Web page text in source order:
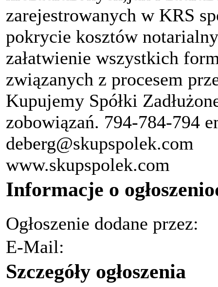
zarejestrowanych w KRS
pokrycie kosztów
załatwienie wszystkich
związanych z procesem
Kupujemy Spółki
zobowiązań. 794-784-794
deberg@skupspolek.com
www.skupspolek.com
Informacje o
Ogłoszenie dodane przez:
E-Mail:
Szczegóły ogłoszenia